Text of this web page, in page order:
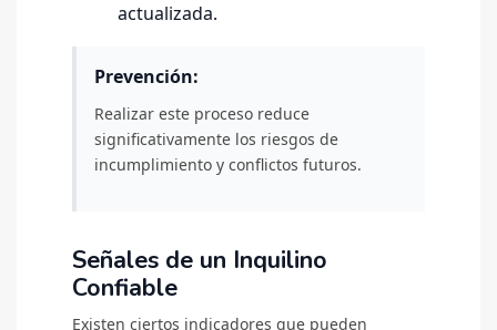
actualizada.
Prevención:
Realizar este proceso reduce
significativamente los riesgos de
incumplimiento y conflictos futuros.
Señales de un Inquilino
Confiable
Existen ciertos indicadores que pueden